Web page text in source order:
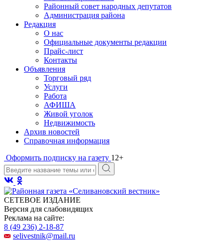
Районный совет народных депутатов
Администрация района
Редакция
О нас
Официальные документы редакции
Прайс-лист
Контакты
Объявления
Торговый ряд
Услуги
Работа
АФИША
Живой уголок
Недвижимость
Архив новостей
Справочная информация
Оформить подписку на газету 12+
СЕТЕВОЕ ИЗДАНИЕ
Версия для слабовидящих
Реклама на сайте:
8 (49 236) 2-18-87
selivestnik@mail.ru